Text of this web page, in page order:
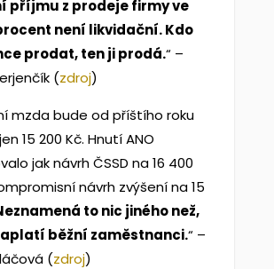
příjmu z prodeje firmy ve
není likvidační. Kdo
prodat, ten ji prodá.“ –
(zdroj)
mzda bude od příštího roku
15 200 Kč. Hnutí ANO
jak návrh ČSSD na 16 400
návrh zvýšení na 15
to nic jiného než,
běžní zaměstnanci.“ –
(zdroj)